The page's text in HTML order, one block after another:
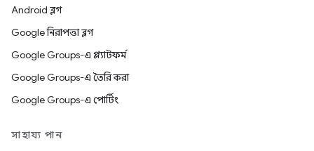
Android ব্লগ
Google নিরাপত্তা ব্লগ
Google Groups-এ প্ল্যাটফর্ম
Google Groups-এ তৈরি করা
Google Groups-এ পোর্টিং
সাহায্য পান